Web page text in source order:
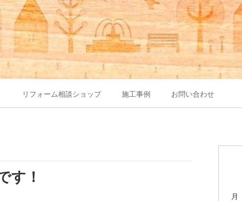
リフォーム相談ショップ 施工事例 お問い合わせ
す！
月